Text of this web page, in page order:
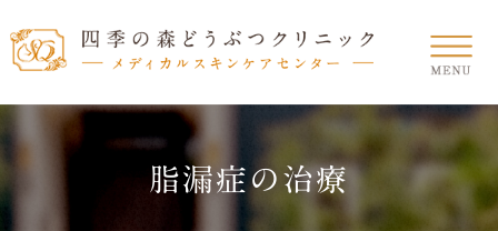
脂漏症の治療